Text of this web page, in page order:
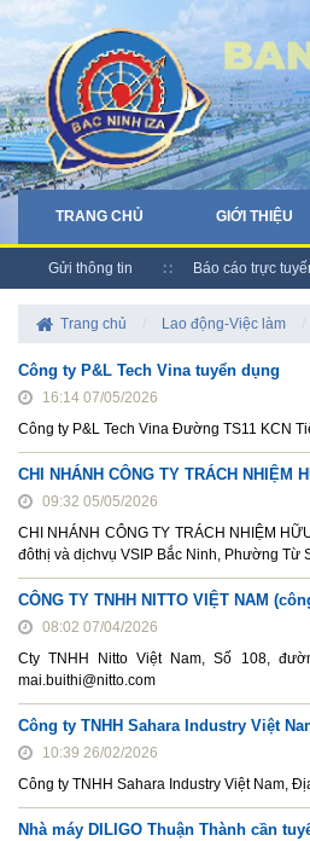
TRANG CHỦ GIỚI THIỆU
Gửi thông tin Báo cáo trực
Trang chủ Lao động-Việc làm
Công ty P&L Tech Vina tuyển dụng
16:14 07/05/2026
Công ty P&L Tech Vina Đường TS11 KCN
CHI NHÁNH CÔNG TY TRÁCH NHIỆM
09:32 05/05/2026
CHI NHÁNH CÔNG TY TRÁCH NHIỆM
đôthị và dịchvụ VSIP Bắc Ninh, Phường Từ
CÔNG TY TNHH NITTO VIỆT NAM
08:02 07/04/2026
Cty TNHH Nitto Việt Nam, Số 108,
mai.buithi@nitto.com
Công ty TNHH Sahara Industry Việt
10:39 26/02/2026
Công ty TNHH Sahara Industry Việt Nam,
Nhà máy DILIGO Thuận Thành cần